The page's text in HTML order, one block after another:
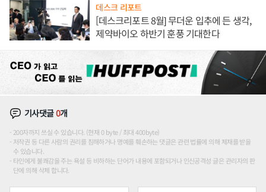
데스크 리포트
[데스크리포트 8월] 무더운 입추에 든 생각,
제약바이오 하반기 훈풍 기대한다
기사댓글0개
200자까지 쓰실 수 있습니다. (현재 0 byte / 최대 400byte)
저작권 등 다른 사람의 권리를 침해하거나 명예를 훼손하는 댓글은 관련 법률에 의해 제재를 받을
수 있습니다.
타인에게 불쾌감을 주는 욕설 등 비하하는 단어가 내용에 포함되거나 인신공격성 글은 관리자의 판
단에 의해 삭제 합니다.